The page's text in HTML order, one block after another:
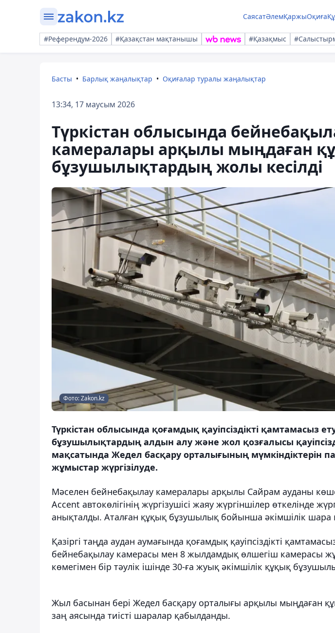
СаясатӘлемҚаржыОқиға
#Референдум-2026 #Қазақстан мақтанышы #Қазақмыс
Басты Барлық жаңалықтар Оқиғалар туралы жаңалықтар
13:34, 17 маусым 2026
Түркістан облысында
камералары арқылы мыңдаған
бұзушылықтардың жолы кесілді
Фото: Zakon.kz
Түркістан облысында қоғамдық қауіпсіздікті қамтамасыз
бұзушылықтардың алдын алу және жол қозғалысы
мақсатында Жедел басқару орталығының мүмкіндіктерін
жұмыстар жүргізілуде.
Мәселен бейнебақылау камералары арқылы Сайрам ауданы
Accent автокөлігінің жүргізушісі жаяу жүргіншілер өткелінде
анықталды. Аталған құқық бұзушылық бойынша әкімшілік шара
Қазіргі таңда аудан аумағында қоғамдық қауіпсіздікті
бейнебақылау камерасы мен 8 жылдамдық өлшегіш камерасы
көмегімен бір тәулік ішінде 30-ға жуық әкімшілік құқық
Жыл басынан бері Жедел басқару орталығы арқылы мыңдаған
заң аясында тиісті шаралар қабылданды.